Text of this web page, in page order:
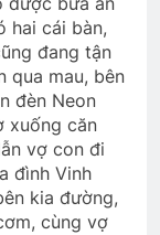
xuân đầu tiên
Ago
hai cái bàn,
đang tận
qua mau, bên
đèn Neon
xuống căn
vợ con đi
đình Vinh
kia đường,
cùng vợ